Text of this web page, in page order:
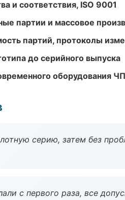
и соответствия, ISO 9001
партии и массовое
партий, протоколы
до серийного выпуска
оборудования
серию, затем без
с первого раза, все